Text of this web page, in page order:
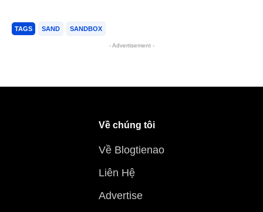
TAGS SAND SANDBOX
- Advertisement -
Về chúng tôi
Về Blogtienao
Liên Hệ
Advertise